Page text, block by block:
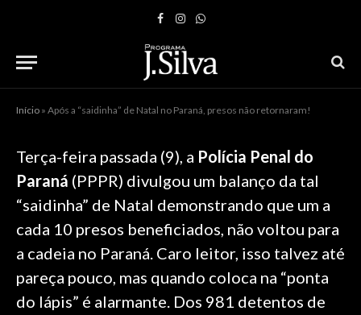
Facebook
Instagram
WhatsApp
Início » Após a “saidinha” de Natal no Paraná, presos não retornaram!
Terça-feira passada (9), a Polícia Penal do
Paraná (PPPR) divulgou um balanço da tal
“saidinha” de Natal demonstrando que um a
cada 10 presos beneficiados, não voltou para
a cadeia no Paraná. Caro leitor, isso talvez até
pareça pouco, mas quando coloca na “ponta
do lápis” é alarmante. Dos 981 detentos de